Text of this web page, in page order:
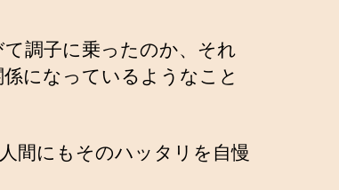
調子に乗ったのか、それ
になっているようなこと
間にもそのハッタリを自慢